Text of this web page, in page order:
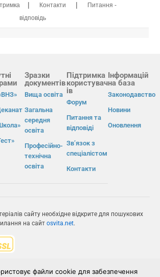
| Контакти |
Питання -
відповідь
Зразки
документів
Вища освіта
Загальна
середня
освіта
Професійно-
технічна
освіта
Підтримка
користувач
ів
Форум
Питання та
відповіді
Зв’язок з
спеціалістом
Контакти
Інформацій
на база
Законодавство
Новини
Оновлення
сайту необхідне відкрите для пошукових
на сайт osvita.net.
файли cookie для забезпечення